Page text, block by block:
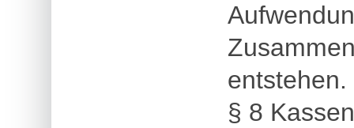
entstehen.
§ 8